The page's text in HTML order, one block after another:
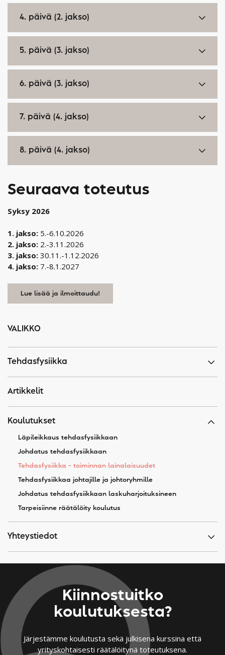
VALIKKO
Tehdasfysiikka
Artikkelit
Koulutukset
Läpileikkaus tehdasfysiikkaan
Johdatus tehdasfysiikkaan
Tehdasfysiikka – toiminnan lainalaisuudet
Tehdasfysiikkaa johtajille ja johtoryhmille
Johdatus tehdasfysiikkaan laskuharjoituksineen
Tarpeisiinne räätälöity koulutus
Yhteystiedot
4. päivä (2. jakso)
5. päivä (3. jakso)
6. päivä (3. jakso)
7. päivä (4. jakso)
8. päivä (4. jakso)
Seuraava toteutus
Syksy 2026
1. jakso: 5.-6.10.2026
2. jakso: 2.-3.11.2026
3. jakso: 30.11.-1.12.2026
4. jakso: 7.-8.1.2027
Lue lisää ja ilmoittaudu!
Kiinnostuitko
koulutuksesta?
Järjestämme koulutusta sekä julkisena kurssina että
yrityskohtaisesti räätälöitynä toteutuksena.